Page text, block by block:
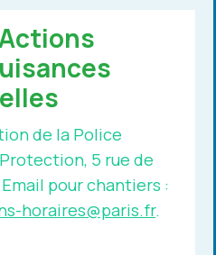
de la Police
5 rue de
pour chantiers :
horaires@paris.fr.